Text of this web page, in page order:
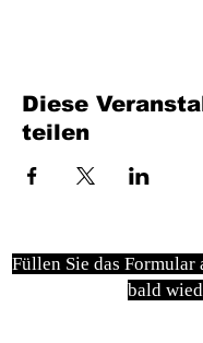
Diese
teilen
Füllen Sie das Formular
bald